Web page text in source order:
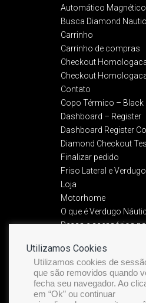
Automático
Busca Diamond
Carrinho
Carrinho de compras
Checkout
Checkout
Contato
Copo Térmico – Black
Dashboard – Register
Dashboard Register
Diamond Checkout
Finalizar pedido
Friso Lateral e Verdugo
Loja
Motorhome
O que é Verdugo
Peças e acessórios
Política de Devolução
Política de privacidade
Preview Friso
Recuperação de senha
Service Manual
Utilizamos Cookies
Utilizamos cookies de
que são removidos quando
fecha seu navegador. Ao
em “Ok” ou continuar